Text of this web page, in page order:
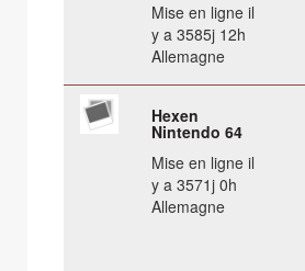
Mise en ligne il
y a 3585j 12h
Allemagne
Hexen
Nintendo 64
Mise en ligne il
y a 3571j 0h
Allemagne